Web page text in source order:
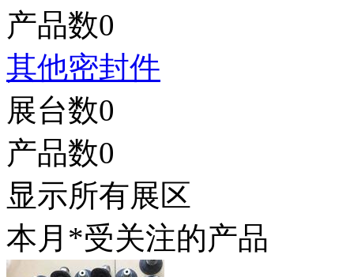
产品数0
其他密封件
展台数0
产品数0
显示所有展区
本月*受关注的产品